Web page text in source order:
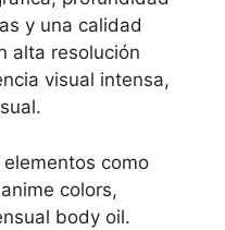
y una calidad
alta resolución
visual intensa,
como
colors,
body oil.